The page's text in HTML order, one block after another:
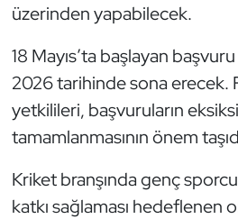
üzerinden yapabilecek.
18 Mayıs’ta başlayan
2026 tarihinde sona erecek.
yetkilileri, başvuruların
tamamlanmasının önem
Kriket branşında genç
katkı sağlaması hedeflenen
Golf
Güreş
Halter
Hentbol